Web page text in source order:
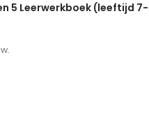
5 Leerwerkboek (leeftijd 7-